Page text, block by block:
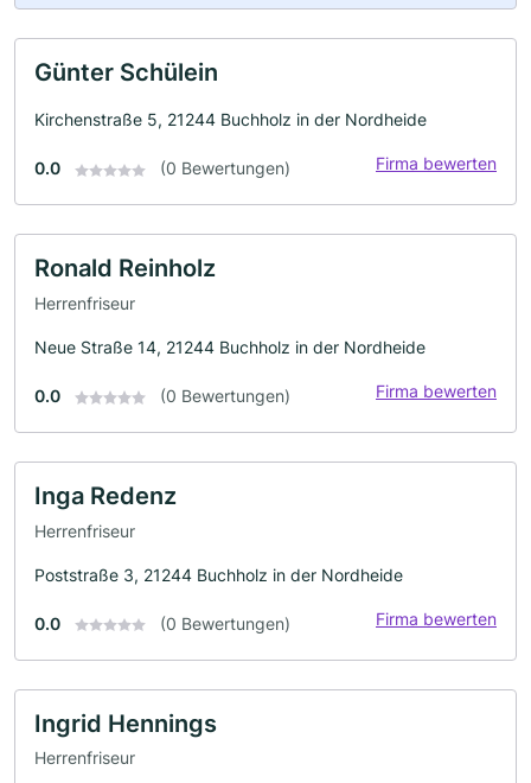
Günter Schülein
Kirchenstraße 5, 21244 Buchholz in der Nordheide
0.0 (0 Bewertungen) Firma bewerten
Ronald Reinholz
Herrenfriseur
Neue Straße 14, 21244 Buchholz in der Nordheide
0.0 (0 Bewertungen) Firma bewerten
Inga Redenz
Herrenfriseur
Poststraße 3, 21244 Buchholz in der Nordheide
0.0 (0 Bewertungen) Firma bewerten
Ingrid Hennings
Herrenfriseur